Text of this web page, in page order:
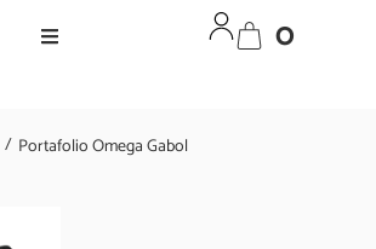
0
/ Portafolio Omega Gabol